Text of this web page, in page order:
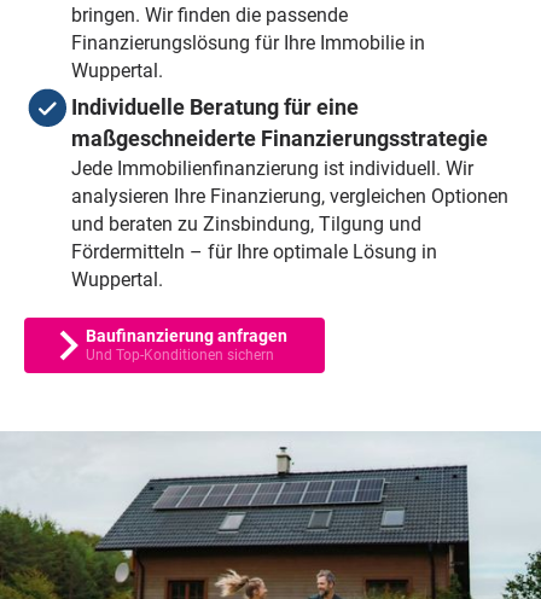
bringen. Wir finden die passende
Finanzierungslösung für Ihre Immobilie in
Wuppertal.
Individuelle Beratung für eine
maßgeschneiderte Finanzierungsstrategie
Jede Immobilienfinanzierung ist individuell. Wir
analysieren Ihre Finanzierung, vergleichen Optionen
und beraten zu Zinsbindung, Tilgung und
Fördermitteln – für Ihre optimale Lösung in
Wuppertal.
Baufinanzierung anfragen
Und Top-Konditionen sichern